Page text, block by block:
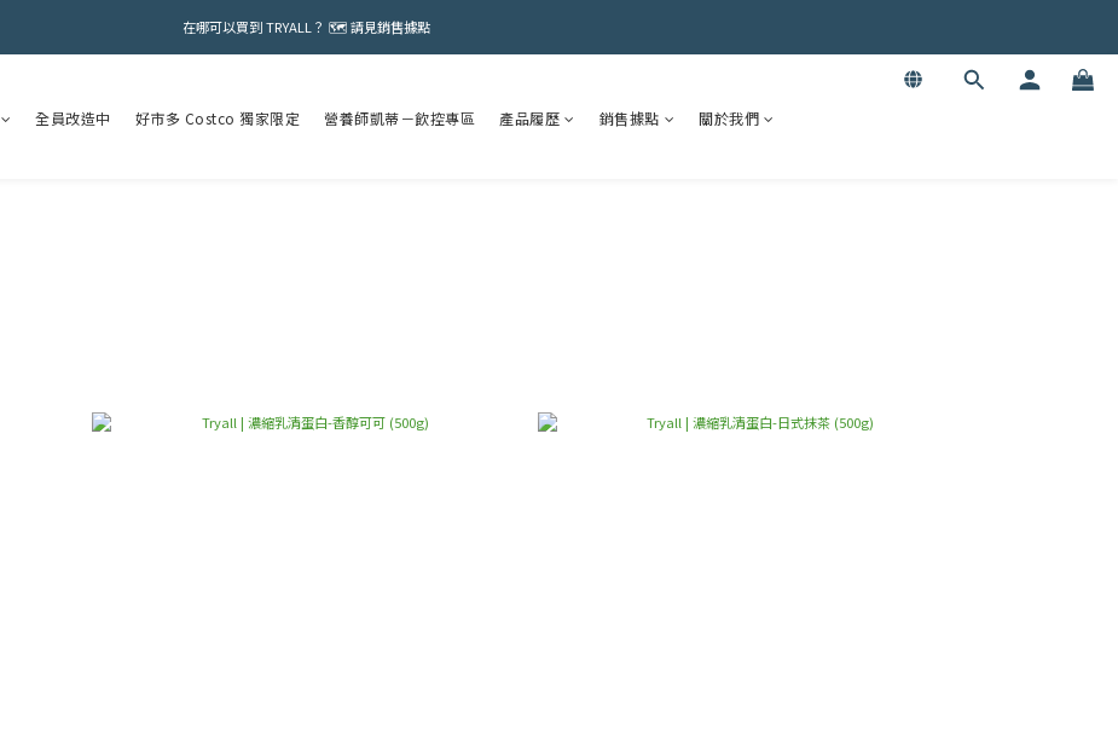
在哪可以買到 TRYALL？ 🗺️ 請見銷售據點
全員改造中 好市多 Costco 獨家限定 營養師凱蒂－飲控專區 產品履歷 銷售據點 關於我們